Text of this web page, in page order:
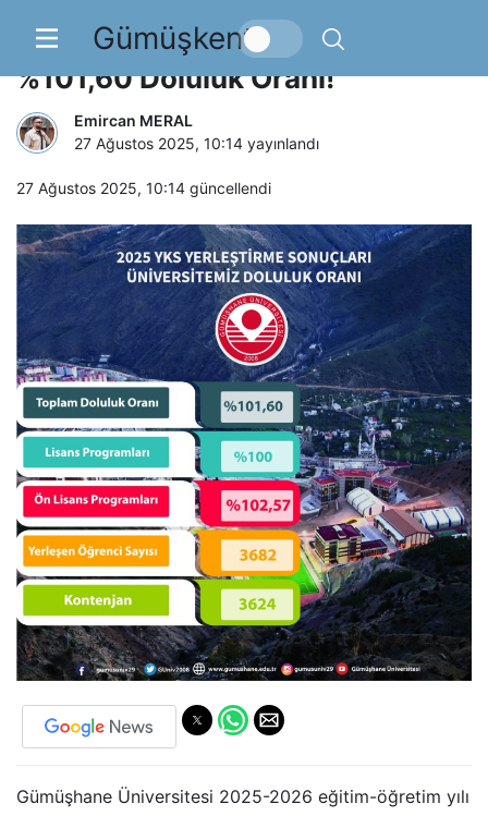
Gümüşkent
2025 YKS Yerleştirmelerinde
%101,60 Doluluk Oranı!
Emircan MERAL
27 Ağustos 2025, 10:14 yayınlandı
27 Ağustos 2025, 10:14 güncellendi
Gümüşhane Üniversitesi 2025-2026 eğitim-öğretim yılı